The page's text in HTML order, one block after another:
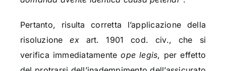
Pertanto, risulta corretta l’applicazione della
risoluzioneex art. 1901 cod. civ., che si
verifica immediatamenteope legis, per effetto